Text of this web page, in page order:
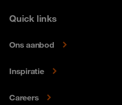
Quick links
Ons aanbod
Inspiratie
Careers